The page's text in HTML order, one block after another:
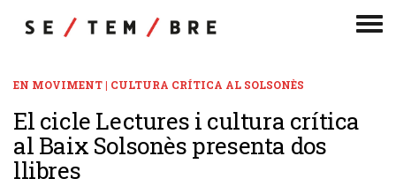
EN MOVIMENT | CULTURA CRÍTICA AL SOLSONÈS
El cicle Lectures i cultura crítica
al Baix Solsonès presenta dos
llibres